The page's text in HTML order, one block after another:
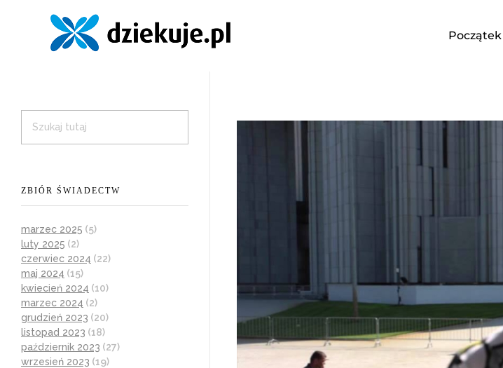
Początek
ZBIÓR ŚWIADECTW
marzec 2025 (5)
luty 2025 (2)
czerwiec 2024 (22)
maj 2024 (15)
kwiecień 2024 (10)
marzec 2024 (2)
grudzień 2023 (20)
listopad 2023 (18)
październik 2023 (27)
wrzesień 2023 (19)